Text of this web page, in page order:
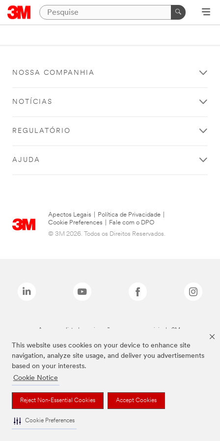
This website uses cookies on your device to enhance site
navigation, analyze site usage, and deliver you advertisements
based on your interests.
Cookie Notice
Reject Non-Essential Cookies Accept Cookies
Cookie Preferences
NOSSA COMPANHIA
NOTÍCIAS
REGULATÓRIO
AJUDA
Apectos Legais Política de Privacidade
Cookie Preferences
Fale com o DPO
© 3M 2026. Todos os Direitos Reservados.
As marcas listadas a cima são marcas comerciais da 3M.